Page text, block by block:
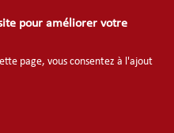
légales
pour améliorer votre
page, vous consentez à l'ajout